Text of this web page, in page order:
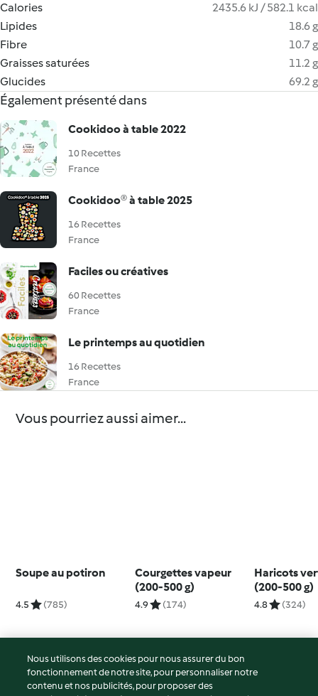
Calories
2435.6 kJ / 582.1 kcal
Lipides
18.6 g
Fibre
10.7 g
Graisses saturées
11.2 g
Glucides
69.2 g
Également présenté dans
Cookidoo à table 2022
10 Recettes
France
Cookidoo® à table 2025
16 Recettes
France
Faciles ou créatives
60 Recettes
France
Le printemps au quotidien
16 Recettes
France
Vous pourriez aussi aimer...
Soupe au potiron
4.5 (785)
Courgettes vapeur
(200-500 g)
4.9 (174)
Haricots
(200-500 g)
4.8 (324)
© Copyright 2026
Nous utilisons des cookies pour nous assurer du bon
fonctionnement de notre site, pour personnaliser notre
contenu et nos publicités, pour proposer des